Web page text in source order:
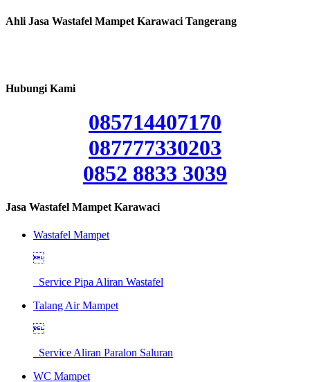
Ahli Jasa Wastafel Mampet Karawaci Tangerang
Hubungi Kami
085714407170
087777330203
0852 8833 3039
Jasa Wastafel Mampet Karawaci
Wastafel Mampet

Service Pipa Aliran Wastafel
Talang Air Mampet

Service Aliran Paralon Saluran
WC Mampet